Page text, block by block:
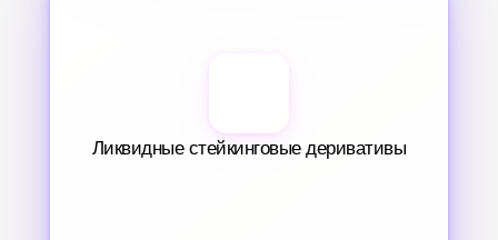
Ликвидные стейкинговые деривативы